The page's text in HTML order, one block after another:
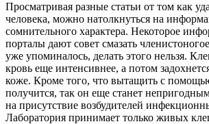
Просматривая разные статьи от том как
человека, можно натолкнуться на
сомнительного характера. Некоторое
порталы дают совет смазать
уже упоминалось, делать этого нельзя.
кровь еще интенсивнее, а потом
коже. Кроме того, что вытащить с
получится, так он еще станет
на присутствие возбудителей
Лаборатория принимает только живых